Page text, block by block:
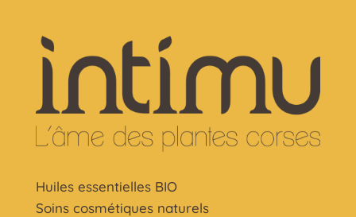
Huiles essentielles BIO
Soins cosmétiques naturels